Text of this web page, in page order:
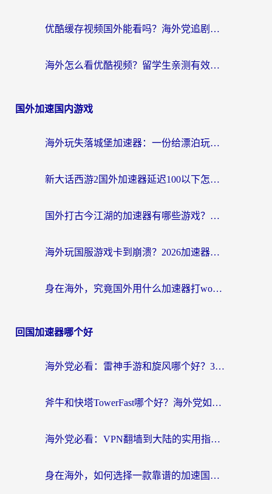
优酷缓存视频国外能看吗？海外党追剧看片的终极解决方案来了
海外怎么看优酷视频？留学生亲测有效的回国加速器选择指南
国外加速国内游戏
海外玩失落城堡加速器：一份给漂泊玩家的网络自救指南
新大话西游2国外加速器延迟100以下怎么办？海外党实测有效的低延迟指南
国外打古今江湖的加速器有哪些游戏？一个海外玩家的终极选择指南
海外玩国服游戏卡到崩溃？2026加速器免费推荐+实用指南（亲测有效）
身在海外，究竟国外用什么加速器打wow好？
回国加速器哪个好
海外党必看：雷神手游和旋风哪个好？3分钟选对回国加速器，无缝刷国内剧玩游戏
斧牛和快塔TowerFast哪个好？海外党如何选对回国加速器
海外党必看：VPN翻墙到大陆的实用指南——从看CCTV5到选加速器，一篇全搞定
身在海外，如何选择一款靠谱的加速国内网络的加速器？